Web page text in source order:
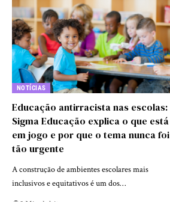
NOTÍCIAS
Educação antirracista nas escolas:
Sigma Educação explica o que está
em jogo e por que o tema nunca foi
tão urgente
A construção de ambientes escolares mais
inclusivos e equitativos é um dos…